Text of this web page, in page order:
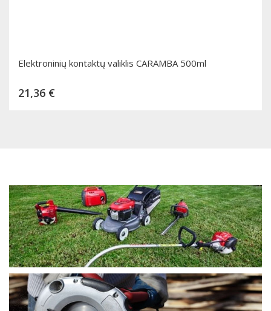
Elektroninių kontaktų valiklis CARAMBA 500ml
21,36 €